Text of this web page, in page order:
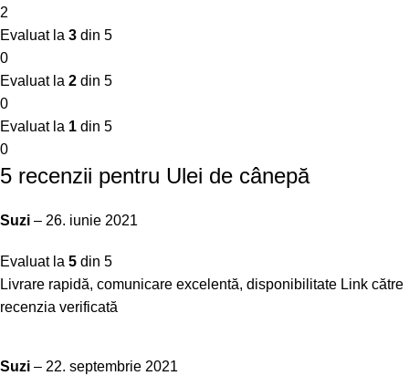
2
Evaluat la 3 din 5
0
Evaluat la 2 din 5
0
Evaluat la 1 din 5
0
5 recenzii pentru Ulei de cânepă
Suzi – 26. iunie 2021
Evaluat la 5 din 5
Livrare rapidă, comunicare excelentă, disponibilitate Link către
recenzia verificată
Suzi – 22. septembrie 2021